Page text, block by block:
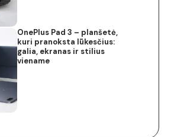
OnePlus Pad 3 – planšetė,
kuri pranoksta lūkesčius:
galia, ekranas ir stilius
viename